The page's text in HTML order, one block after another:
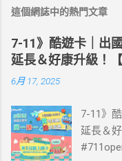
這個網誌中的熱門文章
7-11》酷遊卡｜出
延長＆好康升級！
6月 17, 2025
7-11》
延長＆